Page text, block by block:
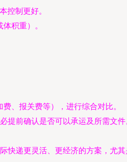
控制更好。
积重）。
、报关费等），进行综合对比。
提前确认是否可以承运及所需文件
快递更灵活、更经济的方案，尤